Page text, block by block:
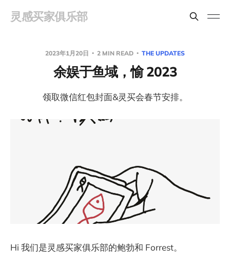
灵感买家俱乐部
2023年1月20日 2 MIN READ THE UPDATES
余娱于鱼域，愉 2023
领取微信红包封面&灵买会春节安排。
Hi 我们是灵感买家俱乐部的鲍勃和 Forrest。